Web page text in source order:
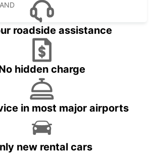
roadside assistance
hidden charge
in most major airports
new rental cars